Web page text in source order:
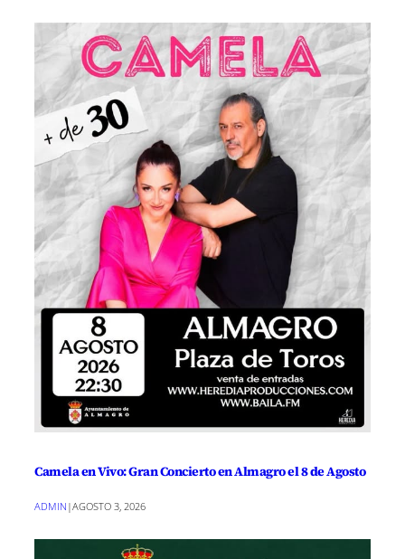
Camela en Vivo: Gran Concierto en Almagro el 8 de Agosto
ADMIN |AGOSTO 3, 2026